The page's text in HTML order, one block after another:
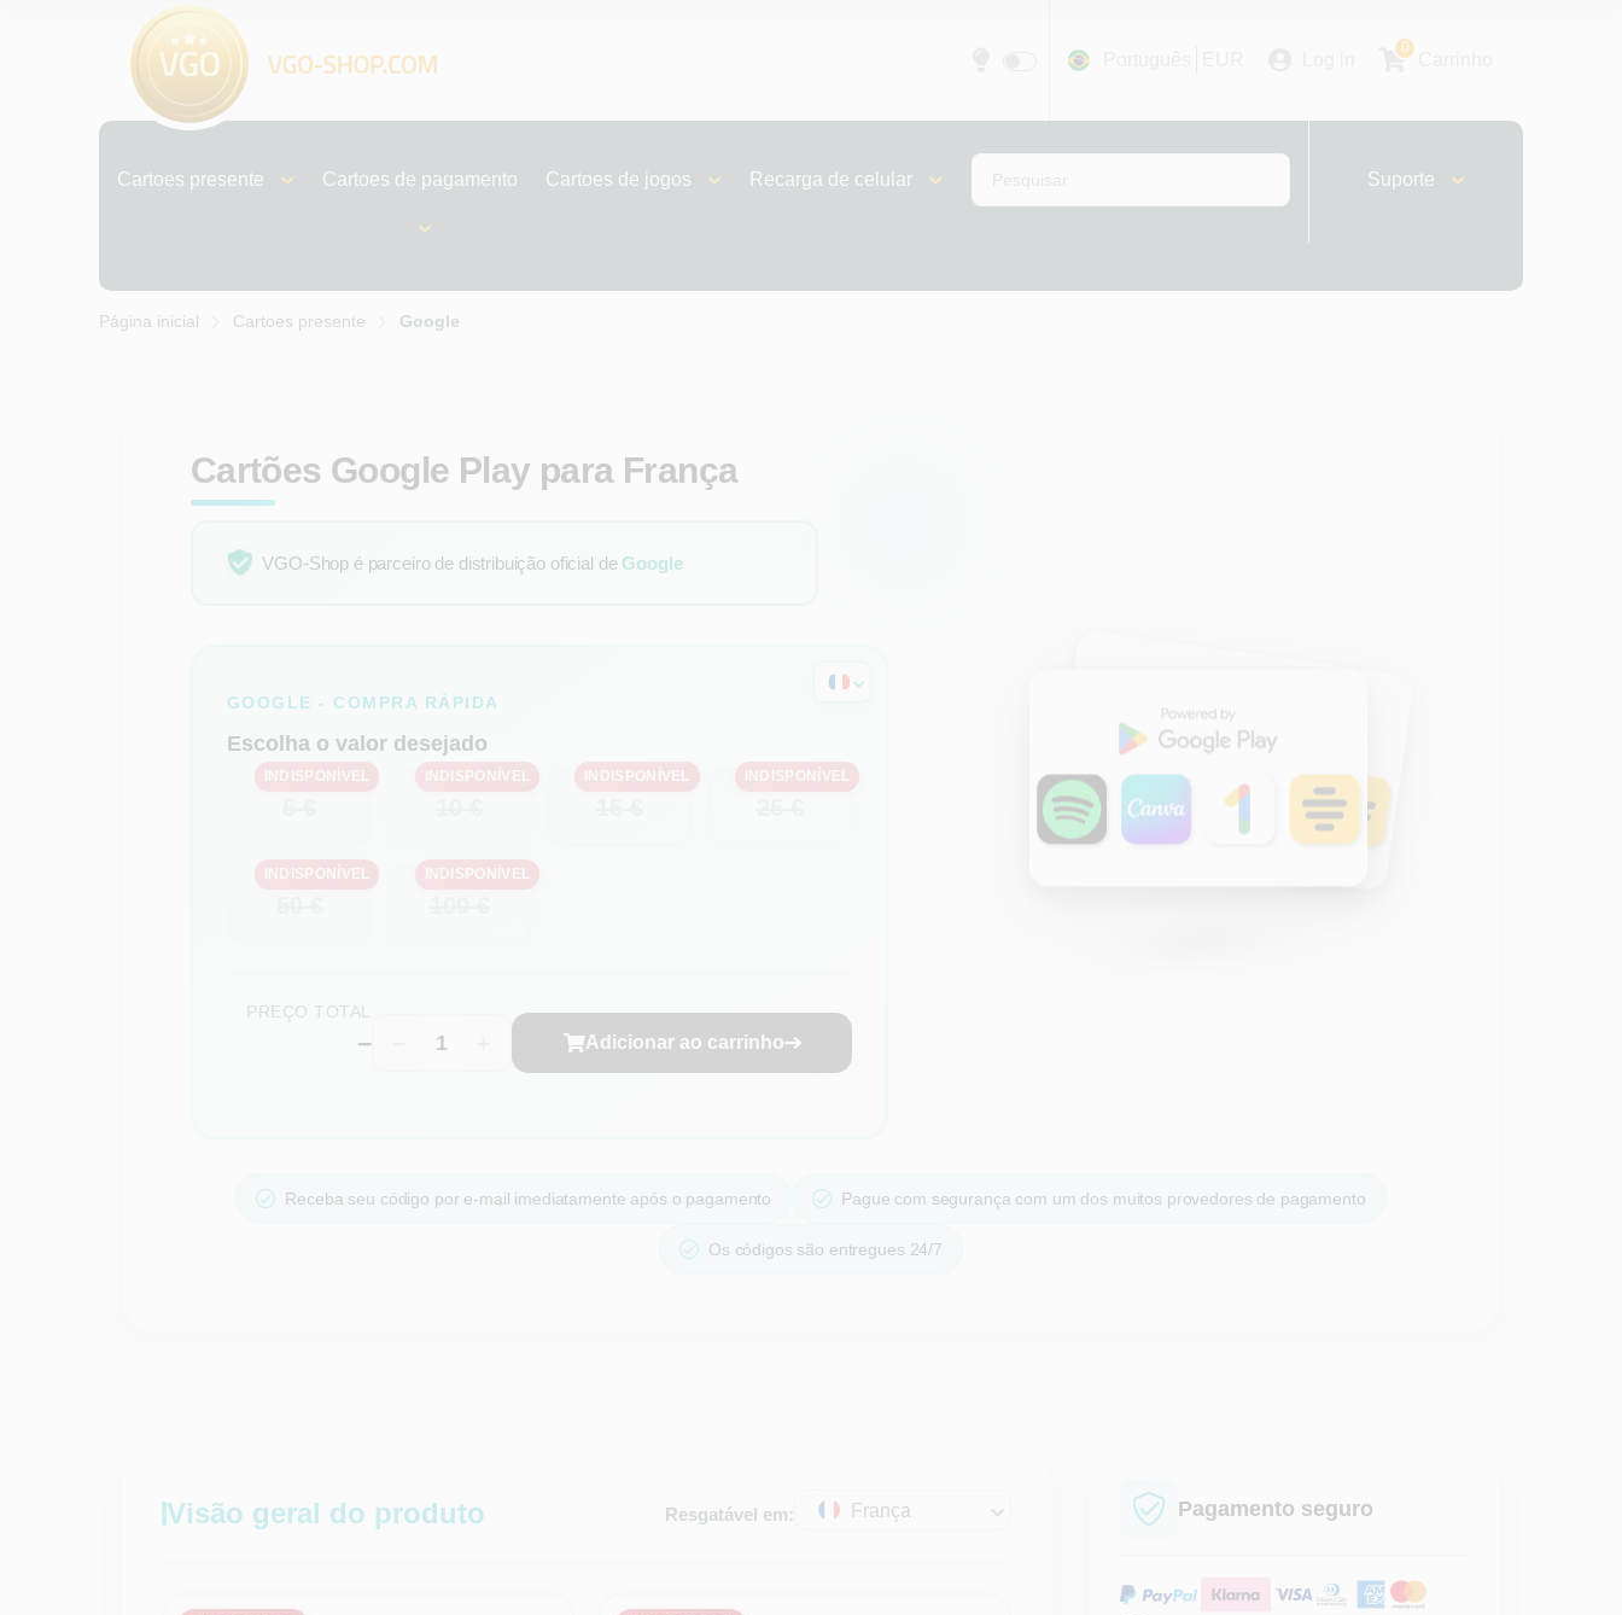
0
Cartoes presente Cartoes de pagamento Cartoes de jogos Recarga de celular Suporte
Página inicial Cartoes presente Google
Cartões Google Play para França
VGO-Shop é parceiro de distribuição oficial de Google
GOOGLE - COMPRA RÁPIDA
Escolha o valor desejado
INDISPONÍVEL INDISPONÍVEL INDISPONÍVEL INDISPONÍVEL
INDISPONÍVEL INDISPONÍVEL
PREÇO TOTAL
– Adicionar ao carrinho
Receba seu código por e-mail imediatamente após o pagamento Pague com segurança com um dos muitos provedores de pagamento
Os códigos são entregues 24/7
Visão geral do produto Resgatável em: França Pagamento seguro